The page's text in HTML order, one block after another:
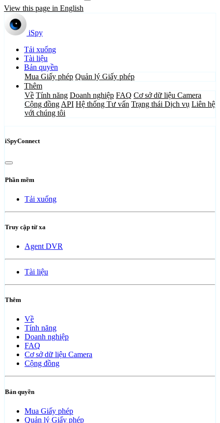
View this page in English
iSpy
Tải xuống
Tài liệu
Bản quyền
Mua Giấy phép Quản lý Giấy phép
Thêm
Về Tính năng Doanh nghiệp FAQ Cơ sở dữ liệu Camera
Cộng đồng API Hệ thống Tư vấn Trạng thái Dịch vụ Liên hệ
với chúng tôi
iSpyConnect
Phần mềm
Tải xuống
Truy cập từ xa
Agent DVR
Tài liệu
Thêm
Về
Tính năng
Doanh nghiệp
FAQ
Cơ sở dữ liệu Camera
Cộng đồng
Bản quyền
Mua Giấy phép
Quản lý Giấy phép